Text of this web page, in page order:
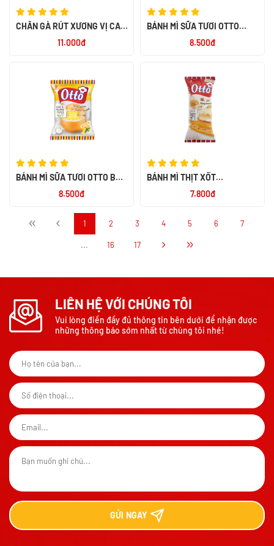
CHÂN GÀ RÚT XƯƠNG VỊ CAY
11.000đ
BÁNH MÌ SỮA TƯƠI OTTO
8.500đ
BÁNH MÌ SỮA TƯƠI OTTO BƠ
8.500đ
BÁNH MÌ THỊT XỐT
7.800đ
1 2 3 4 5 6 7
... 16 17
LIÊN HỆ VỚI CHÚNG TÔI
Vui lòng điền đầy đủ thông tin bên dưới để nhận được
những thông báo sớm nhất từ chúng tôi nhé!
GỬI NGAY